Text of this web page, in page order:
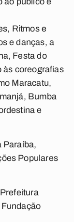
Ritmos e
e danças, a
Festa do
às coreografias
Maracatu,
Bumba
e
Paraíba,
Populares